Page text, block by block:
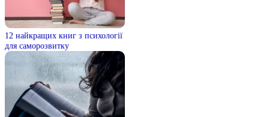
12 найкращих книг з психології
для саморозвитку